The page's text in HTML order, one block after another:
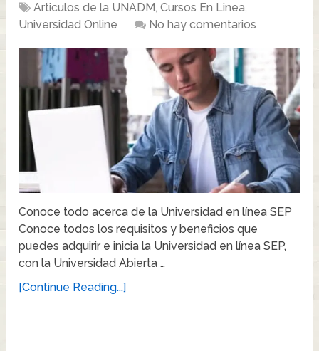
Articulos de la UNADM,Cursos En Linea,
Universidad Online
No hay comentarios
Conoce todo acerca de la Universidad en línea SEP
Conoce todos los requisitos y beneficios que
puedes adquirir e inicia la Universidad en línea SEP,
con la Universidad Abierta …
[Continue Reading...]